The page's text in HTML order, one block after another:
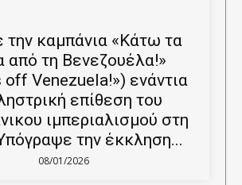
την καμπάνια «Κάτω τα
από τη Βενεζουέλα!»
off Venezuela!») ενάντια
επίθεση του
ιμπεριαλισμού στη
την έκκληση...
08/01/2026